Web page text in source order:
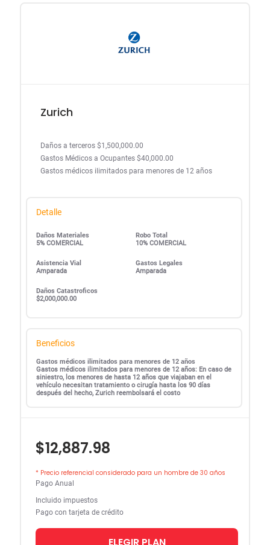
Zurich
Daños a terceros $1,500,000.00
Gastos Médicos a Ocupantes $40,000.00
Gastos médicos ilimitados para menores de 12 años
Detalle
Daños Materiales
5% COMERCIAL
Robo Total
10% COMERCIAL
Asistencia Vial
Amparada
Gastos Legales
Amparada
Daños Catastroficos
$2,000,000.00
Beneficios
Gastos médicos ilimitados para menores de 12 años
Gastos médicos ilimitados para menores de 12 años: En caso de
siniestro, los menores de hasta 12 años que viajaban en el
vehículo necesitan tratamiento o cirugía hasta los 90 días
después del hecho, Zurich reembolsará el costo
$12,887.98
* Precio referencial considerado para un hombre de 30 años
Pago Anual
Incluido impuestos
Pago con tarjeta de crédito